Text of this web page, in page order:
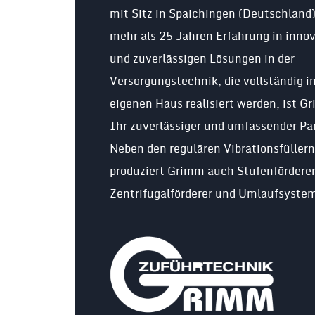
mit Sitz in Spaichingen
mehr als 25 Jahren Erfahrung in
und zuverlässigen Lösungen in der
Versorgungstechnik, die vollständig
eigenen Haus realisiert werden, ist
Ihr zuverlässiger und umfassender
Neben den regulären Vibrationsfüllern
produziert Grimm auch Stufenförderer,
Zentrifugalförderer und